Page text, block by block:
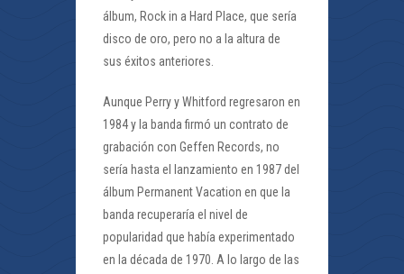
álbum, Rock in a Hard Place, que sería
disco de oro, pero no a la altura de
sus éxitos anteriores.
Aunque Perry y Whitford regresaron en
1984 y la banda firmó un contrato de
grabación con Geffen Records, no
sería hasta el lanzamiento en 1987 del
álbum Permanent Vacation en que la
banda recuperaría el nivel de
popularidad que había experimentado
en la década de 1970. A lo largo de las